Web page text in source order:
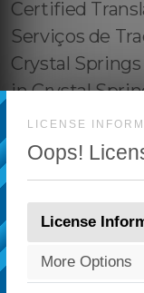
LICENSE
Oops!
License
More Options